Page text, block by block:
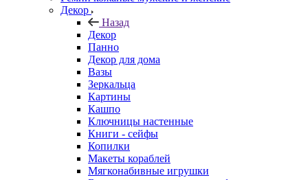
Декор
Назад
Декор
Панно
Декор для дома
Вазы
Зеркальца
Картины
Кашпо
Ключницы настенные
Книги - сейфы
Копилки
Макеты кораблей
Мягконабивные игрушки